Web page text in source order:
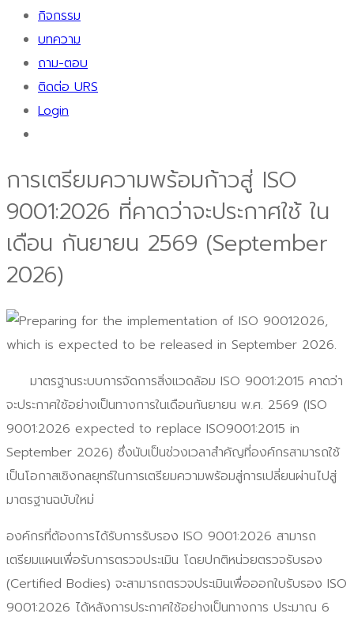
กิจกรรม
บทความ
ถาม-ตอบ
ติดต่อ URS
Login
การเตรียมความพร้อมก้าวสู่ ISO
9001:2026 ที่คาดว่าจะประกาศใช้ ใน
เดือน กันยายน 2569 (September
2026)
มาตรฐานระบบการจัดการสิ่งแวดล้อม ISO 9001:2015 คาดว่า
จะประกาศใช้อย่างเป็นทางการในเดือนกันยายน พ.ศ. 2569 (ISO
9001:2026 expected to replace ISO9001:2015 in
September 2026) ซึ่งนับเป็นช่วงเวลาสำคัญที่องค์กรสามารถใช้
เป็นโอกาสเชิงกลยุทธ์ในการเตรียมความพร้อมสู่การเปลี่ยนผ่านไปสู่
มาตรฐานฉบับใหม่
องค์กรที่ต้องการได้รับการรับรอง ISO 9001:2026 สามารถ
เตรียมแผนเพื่อรับการตรวจประเมิน โดยปกติหน่วยตรวจรับรอง
(Certified Bodies) จะสามารถตรวจประเมินเพื่อออกใบรับรอง ISO
9001:2026 ได้หลังการประกาศใช้อย่างเป็นทางการ ประมาณ 6